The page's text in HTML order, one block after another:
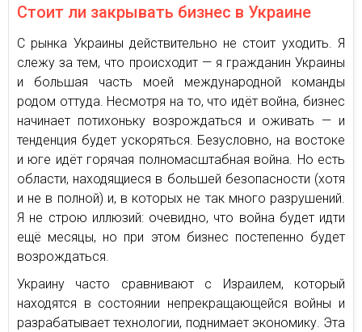
Стоит ли закрывать бизнес в Украине
С рынка Украины действительно не стоит уходить. Я
слежу за тем, что происходит — я гражданин Украины
и большая часть моей международной команды
родом оттуда. Несмотря на то, что идёт война, бизнес
начинает потихоньку возрождаться и оживать — и
тенденция будет ускоряться. Безусловно, на востоке
и юге идёт горячая полномасштабная война. Но есть
области, находящиеся в большей безопасности (хотя
и не в полной) и, в которых не так много разрушений.
Я не строю иллюзий: очевидно, что война будет идти
ещё месяцы, но при этом бизнес постепенно будет
возрождаться.
Украину часто сравнивают с Израилем, который
находятся в состоянии непрекращающейся войны и
разрабатывает технологии, поднимает экономику. Эта